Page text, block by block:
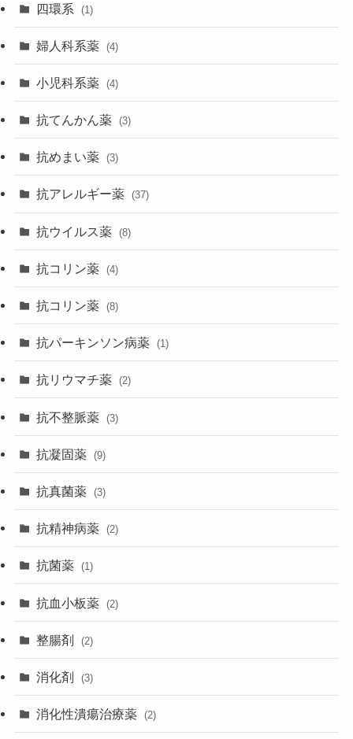
四環系 (1)
婦人科系薬 (4)
小児科系薬 (4)
抗てんかん薬 (3)
抗めまい薬 (3)
抗アレルギー薬 (37)
抗ウイルス薬 (8)
抗コリン薬 (4)
抗コリン薬 (8)
抗パーキンソン病薬 (1)
抗リウマチ薬 (2)
抗不整脈薬 (3)
抗凝固薬 (9)
抗真菌薬 (3)
抗精神病薬 (2)
抗菌薬 (1)
抗血小板薬 (2)
整腸剤 (2)
消化剤 (3)
消化性潰瘍治療薬 (2)